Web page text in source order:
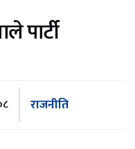
पार्टी
राजनीति